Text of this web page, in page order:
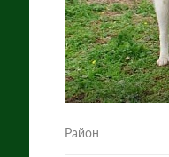
Район